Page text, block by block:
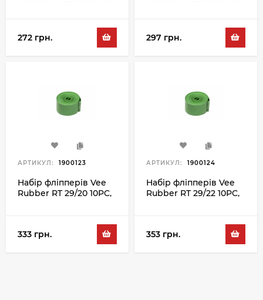
272 грн. 297 грн.
АРТИКУЛ: 1900123
Набір фліпперів Vee
Rubber RT 29/20 10PC,
333 грн.
АРТИКУЛ: 1900124
Набір фліпперів Vee
Rubber RT 29/22 10PC,
353 грн.